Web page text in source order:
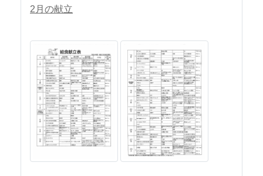
2月の献立